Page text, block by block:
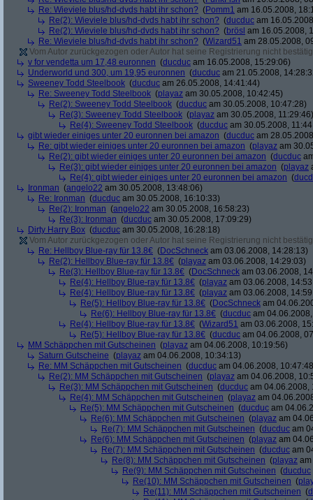
Re: Wieviele blus/hd-dvds habt ihr schon? (Pomm1 am 16.05.2008,
Re(2): Wieviele blus/hd-dvds habt ihr schon? (ducduc am
Re(2): Wieviele blus/hd-dvds habt ihr schon? (brösl am 16.05.2008,
Re: Wieviele blus/hd-dvds habt ihr schon? (Wizard51 am 28.05.2008,
Vom Autor zurückgezogen oder Autor hat seine Registrierung nicht
v for vendetta um 17,48 euronnen (ducduc am 16.05.2008, 15:29:06)
Underworld und 300, um 19,95 euronnen (ducduc am 21.05.2008,
Sweeney Todd Steelbook (ducduc am 26.05.2008, 14:41:44)
Re: Sweeney Todd Steelbook (playaz am 30.05.2008, 10:42:45)
Re(2): Sweeney Todd Steelbook (ducduc am 30.05.2008, 10:47:28)
Re(3): Sweeney Todd Steelbook (playaz am 30.05.2008, 11:29:46)
Re(4): Sweeney Todd Steelbook (ducduc am 30.05.2008,
gibt wieder einiges unter 20 euronnen bei amazon (ducduc am
Re: gibt wieder einiges unter 20 euronnen bei amazon (playaz am
Re(2): gibt wieder einiges unter 20 euronnen bei amazon (ducduc
Re(3): gibt wieder einiges unter 20 euronnen bei amazon (playaz
Re(4): gibt wieder einiges unter 20 euronnen bei amazon (
Ironman (angelo22 am 30.05.2008, 13:48:06)
Re: Ironman (ducduc am 30.05.2008, 16:10:33)
Re(2): Ironman (angelo22 am 30.05.2008, 16:58:23)
Re(3): Ironman (ducduc am 30.05.2008, 17:09:29)
Dirty Harry Box (ducduc am 30.05.2008, 16:28:18)
Vom Autor zurückgezogen oder Autor hat seine Registrierung nicht
Re: Hellboy Blue-ray für 13.8€ (DocSchneck am 03.06.2008, 14:28:13)
Re(2): Hellboy Blue-ray für 13.8€ (playaz am 03.06.2008, 14:29:03)
Re(3): Hellboy Blue-ray für 13.8€ (DocSchneck am 03.06.2008,
Re(4): Hellboy Blue-ray für 13.8€ (playaz am 03.06.2008,
Re(4): Hellboy Blue-ray für 13.8€ (playaz am 03.06.2008,
Re(5): Hellboy Blue-ray für 13.8€ (DocSchneck am
Re(6): Hellboy Blue-ray für 13.8€ (ducduc am
Re(4): Hellboy Blue-ray für 13.8€ (Wizard51 am 03.06.2008,
Re(5): Hellboy Blue-ray für 13.8€ (ducduc am 04.06.2008,
MM Schäppchen mit Gutscheinen (playaz am 04.06.2008, 10:19:56)
Saturn Gutscheine (playaz am 04.06.2008, 10:34:13)
Re: MM Schäppchen mit Gutscheinen (ducduc am 04.06.2008,
Re(2): MM Schäppchen mit Gutscheinen (playaz am 04.06.2008,
Re(3): MM Schäppchen mit Gutscheinen (ducduc am 04.06.2008,
Re(4): MM Schäppchen mit Gutscheinen (playaz am
Re(5): MM Schäppchen mit Gutscheinen (ducduc am
Re(6): MM Schäppchen mit Gutscheinen (playaz am
Re(7): MM Schäppchen mit Gutscheinen (ducduc am
Re(6): MM Schäppchen mit Gutscheinen (playaz am
Re(7): MM Schäppchen mit Gutscheinen (ducduc am
Re(8): MM Schäppchen mit Gutscheinen (playaz
Re(9): MM Schäppchen mit Gutscheinen (ducduc
Re(10): MM Schäppchen mit Gutscheinen (
Re(11): MM Schäppchen mit Gutscheinen (